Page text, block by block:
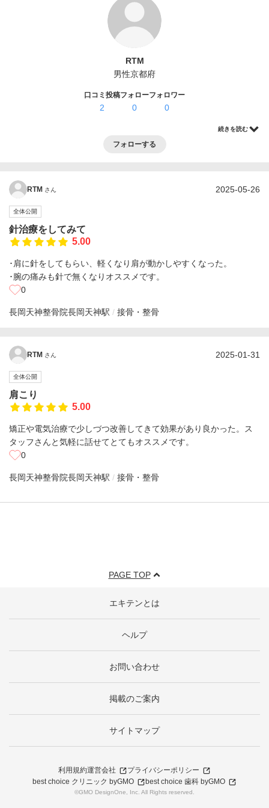
RTM
男性京都府
口コミ投稿
2
フォロー
0
フォロワー
0
続きを読む
フォローする
RTM さん 2025-05-26
全体公開
針治療をしてみて
5.00
･肩に針をしてもらい、軽くなり肩が動かしやすくなった。
･腕の痛みも針で無くなりオススメです。
0
長岡天神整骨院長岡天神駅 接骨・整骨
RTM さん 2025-01-31
全体公開
肩こり
5.00
矯正や電気治療で少しづつ改善してきて効果があり良かった。ス
タッフさんと気軽に話せてとてもオススメです。
0
長岡天神整骨院長岡天神駅 接骨・整骨
PAGE TOP
エキテンとは
ヘルプ
お問い合わせ
掲載のご案内
サイトマップ
利用規約運営会社
プライバシーポリシー
best choice クリニック byGMO
best choice 歯科 byGMO
©GMO DesignOne, Inc. All Rights reserved.